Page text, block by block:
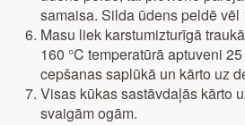
samaisa. Silda ūdens peldē vēl
Masu liek karstumizturīgā
160 °C temperatūrā aptuveni
cepšanas saplūkā un kārto uz
Visas kūkas sastāvdaļās kārto
svaigām ogām.